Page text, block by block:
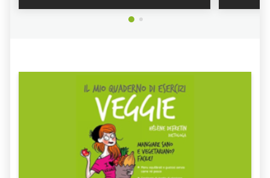
ONDATA DI CALORE
IMPATTI DEI CAMBIAMENTI
GPL
CASE IN LEGNO
OLIO ESAUSTO
AVVOCATO AMBIENTALE B CORP
COMUNITÀ ENERGETICHE